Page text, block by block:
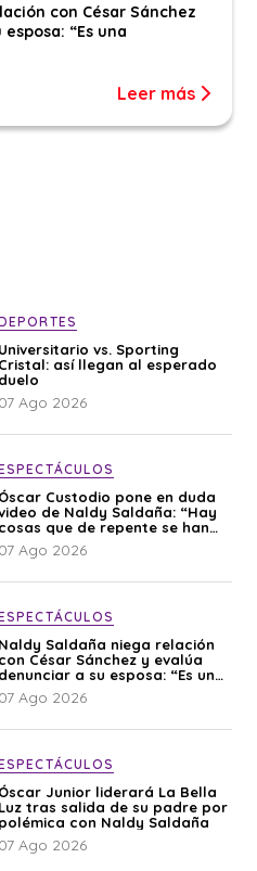
con César Sánchez
“Es una
Leer más
Universitario vs. Sporting
Cristal: así llegan al esperado
duelo
07 Ago 2026
Óscar Custodio pone en duda
de Naldy Saldaña: “Hay
cosas que de repente se han
editado”
07 Ago 2026
Naldy Saldaña niega relación
con César Sánchez y evalúa
denunciar a su esposa: “Es una
difamación”
07 Ago 2026
Óscar Junior liderará La Bella
Luz tras salida de su padre por
polémica con Naldy Saldaña
07 Ago 2026